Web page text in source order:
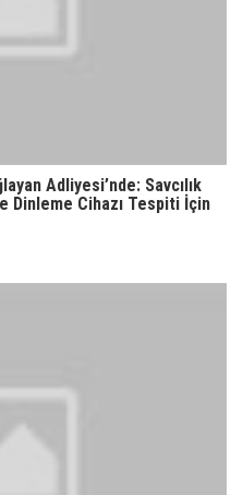
Adliyesi’nde: Savcılık
Dinleme Cihazı Tespiti İçin